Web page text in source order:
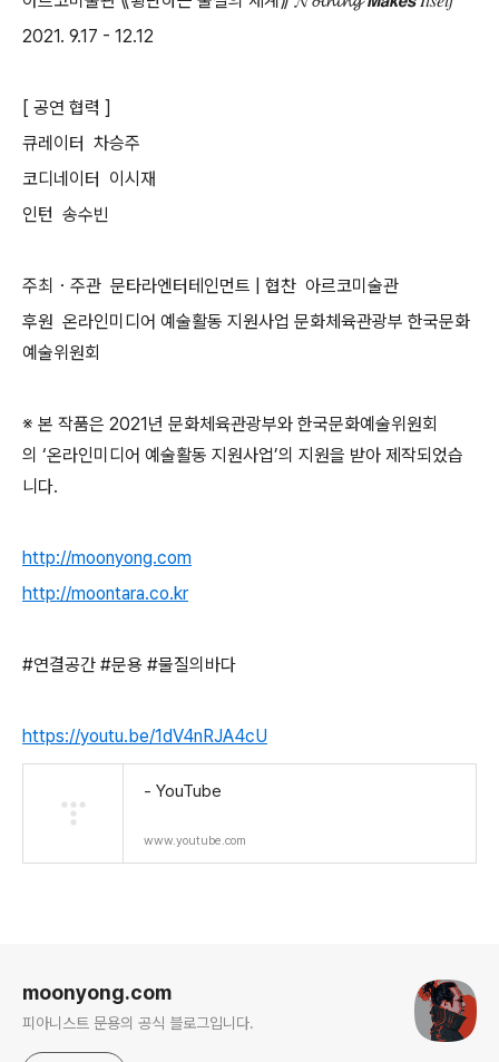
2021. 9.17 - 12.12
[ 공연 협력 ]
큐레이터 차승주
코디네이터 이시재
인턴 송수빈
주최・주관 문타라엔터테인먼트 | 협찬 아르코미술관
후원 온라인미디어 예술활동 지원사업 문화체육관광부 한국문화
예술위원회
※ 본 작품은 2021년 문화체육관광부와 한국문화예술위원회
의 ‘온라인미디어 예술활동 지원사업’의 지원을 받아 제작되었습
니다.
http://moonyong.com
http://moontara.co.kr
#연결공간 #문용 #물질의바다
https://youtu.be/1dV4nRJA4cU
- YouTube
www.youtube.com
moonyong.com
피아니스트 문용의 공식 블로그입니다.